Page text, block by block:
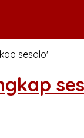
sesolo'